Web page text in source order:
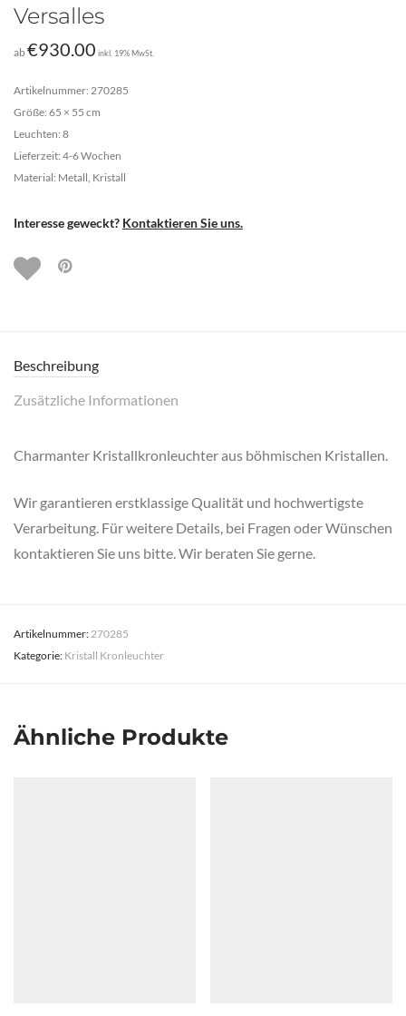
Versalles
ab€930.00 inkl. 19% MwSt.
Artikelnummer: 270285
Größe: 65 × 55 cm
Leuchten: 8
Lieferzeit: 4-6 Wochen
Material: Metall, Kristall
Interesse geweckt? Kontaktieren Sie uns.
Beschreibung
Zusätzliche Informationen
Charmanter Kristallkronleuchter aus böhmischen Kristallen.
Wir garantieren erstklassige Qualität und hochwertigste
Verarbeitung. Für weitere Details, bei Fragen oder Wünschen
kontaktieren Sie uns bitte. Wir beraten Sie gerne.
Artikelnummer:270285
Kategorie: Kristall Kronleuchter
Ähnliche Produkte